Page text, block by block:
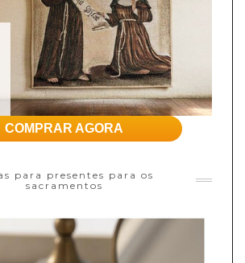
COMPRAR AGORA
para presentes para os
sacramentos